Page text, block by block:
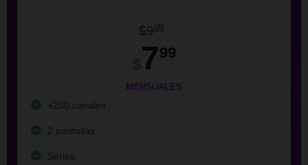
$999
$799
MENSUALES
+200 canales
2 pantallas
Series